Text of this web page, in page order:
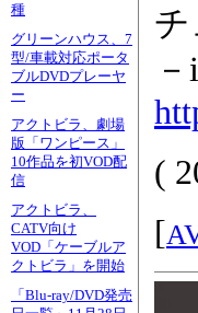
種
グリーンハウス、7
型/車載対応ポータ
ブルDVDプレーヤ
ー
アクトビラ、劇場
版「ワンピース」
10作品を初VOD配
信
アクトビラ、
CATV向け
VOD「ケーブルア
クトビラ」を開始
「Blu-ray/DVD発売
チ
(
[